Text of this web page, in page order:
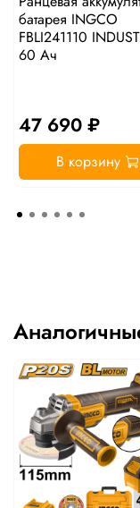
батарея INGCO
FBLI241110
60 Ач
47 690 ₽
В корзину